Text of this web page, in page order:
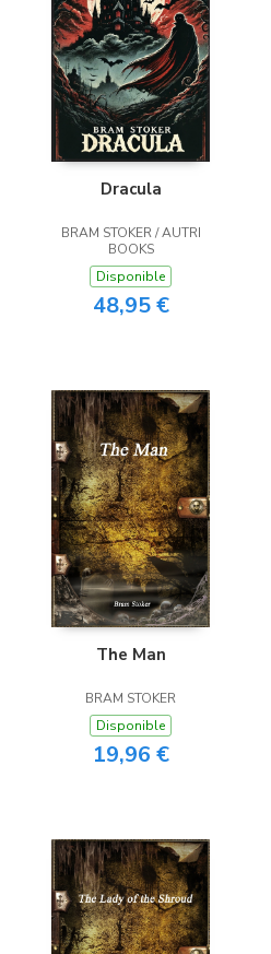
Dracula
BRAM STOKER / AUTRI
BOOKS
Disponible
48,95 €
The Man
BRAM STOKER
Disponible
19,96 €